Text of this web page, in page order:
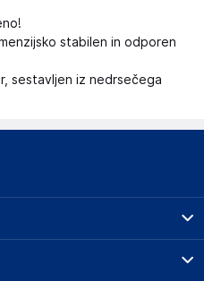
stabilen in odporen
sestavljen iz nedrsečega